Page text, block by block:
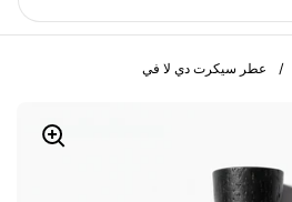
/ عطر سيكرت دي لا في